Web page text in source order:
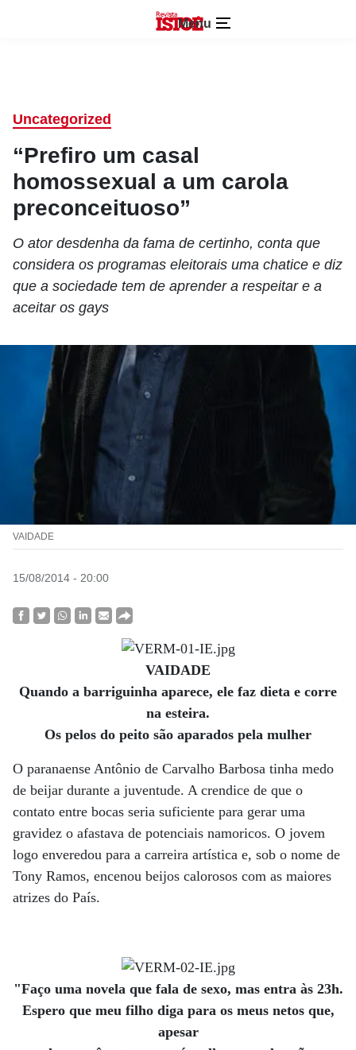
Menu
Uncategorized
“Prefiro um casal
homossexual a um carola
preconceituoso”
O ator desdenha da fama de certinho, conta que
considera os programas eleitorais uma chatice e diz
que a sociedade tem de aprender a respeitar e a
aceitar os gays
VAIDADE
15/08/2014 - 20:00
VAIDADE
Quando a barriguinha aparece, ele faz dieta e corre
na esteira.
Os pelos do peito são aparados pela mulher
O paranaense Antônio de Carvalho Barbosa tinha medo
de beijar durante a juventude. A crendice de que o
contato entre bocas seria suficiente para gerar uma
gravidez o afastava de potenciais namoricos. O jovem
logo enveredou para a carreira artística e, sob o nome de
Tony Ramos, encenou beijos calorosos com as maiores
atrizes do País.
"Faço uma novela que fala de sexo, mas entra às 23h.
Espero que meu filho diga para os meus netos que,
apesar